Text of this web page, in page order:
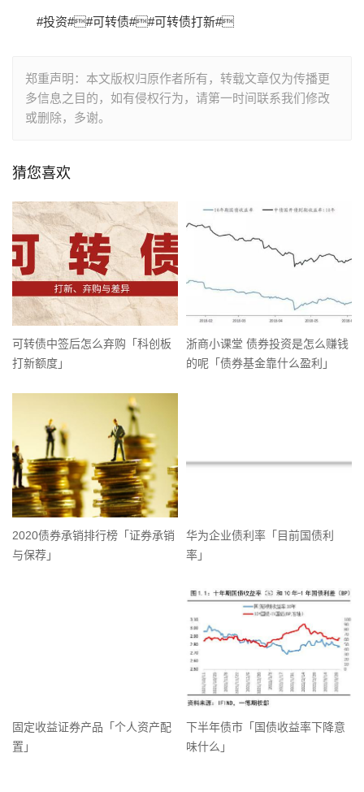
#投资##可转债##可转债打新#
郑重声明：本文版权归原作者所有，转载文章仅为传播更
多信息之目的，如有侵权行为，请第一时间联系我们修改
或删除，多谢。
猜您喜欢
可转债中签后怎么弃购「科创板
打新额度」
浙商小课堂 债券投资是怎么赚钱
的呢「债券基金靠什么盈利」
2020债券承销排行榜「证券承销
与保荐」
华为企业债利率「目前国债利
率」
固定收益证券产品「个人资产配
置」
下半年债市「国债收益率下降意
味什么」